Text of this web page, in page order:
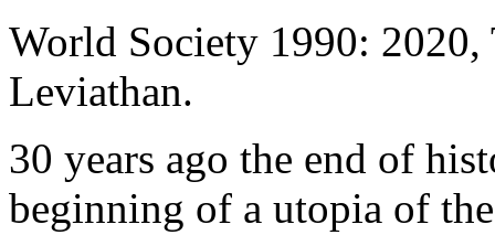
World Society 1990: 2020,
Leviathan.
30 years ago the end of
beginning of a utopia of